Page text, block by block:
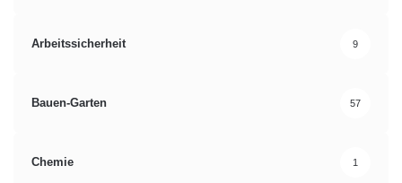
Arbeitssicherheit 9
Bauen-Garten 57
Chemie 1